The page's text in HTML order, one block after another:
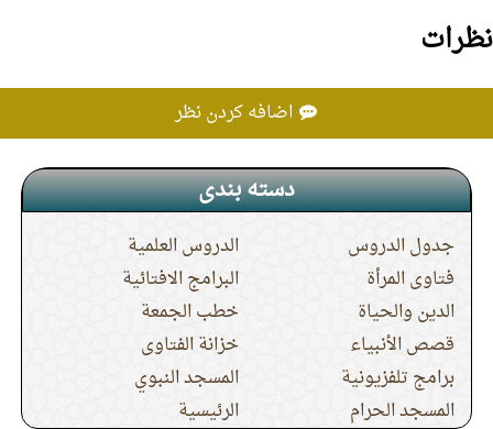
نظرات
اضافه کردن نظر
دسته بندی
جدول الدروس
الدروس العلمية
فتاوى المرأة
البرامج الافتائية
الدين والحياة
خطب الجمعة
قصص الأنبياء
خزانة الفتاوى
برامج تلفزيونية
المسجد النبوي
المسجد الحرام
الرئيسية